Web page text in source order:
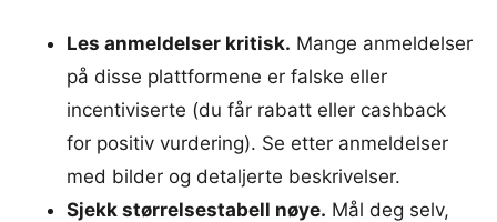
Les anmeldelser kritisk. Mange anmeldelser
på disse plattformene er falske eller
incentiviserte (du får rabatt eller cashback
for positiv vurdering). Se etter anmeldelser
med bilder og detaljerte beskrivelser.
Sjekk størrelsestabell nøye. Mål deg selv,